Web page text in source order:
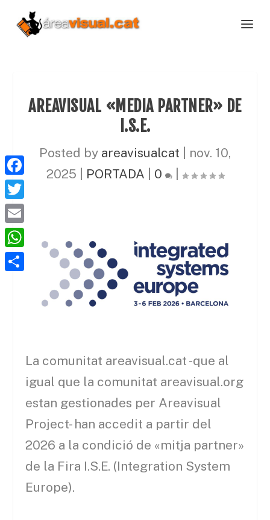
AREAVISUAL «MEDIA PARTNER» DE
I.S.E.
Posted by areavisualcat
nov. 10,
2025
PORTADA 0 |
La comunitat areavisual.cat -que al
igual que la comunitat areavisual.org
estan gestionades per Areavisual
Project- han accedit a partir del
2026 a la condició de «mitja partner»
de la Fira I.S.E. (Integration System
Europe).
F
a
c
e
b
T
w
i
t
E
m
a
W
h